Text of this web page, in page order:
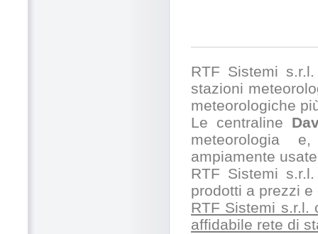
RTF Sistemi
stazioni
meteorologiche
Le centraline
meteorologia
ampiamente
RTF Sistemi
prodotti a prezzi
RTF Sistemi s.r.l.
affidabile rete di